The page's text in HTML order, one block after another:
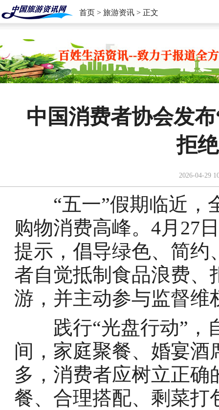
首页 > 旅游资讯 > 正文
中国消费者协会发
拒
2026-04-29
“五一”假期临近，
购物消费高峰。4月27
提示，倡导绿色、简约
者自觉抵制食品浪费、
游，并主动参与监督维
践行“光盘行动”，
间，家庭聚餐、婚宴
多，消费者应树立正
餐、合理搭配、剩菜打